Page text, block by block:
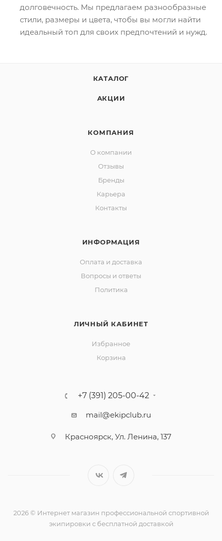
долговечность. Мы предлагаем разнообразные
стили, размеры и цвета, чтобы вы могли найти
идеальный топ для своих предпочтений и нужд.
КАТАЛОГ
АКЦИИ
КОМПАНИЯ
О компании
Отзывы
Бренды
Карьера
Контакты
ИНФОРМАЦИЯ
Оплата и доставка
Вопросы и ответы
Политика
ЛИЧНЫЙ КАБИНЕТ
Избранное
Корзина
+7 (391) 205-00-42
mail@ekipclub.ru
Красноярск, Ул. Ленина, 137
2026 © Интернет магазин профессиональной спортивной
экипировки с бесплатной доставкой